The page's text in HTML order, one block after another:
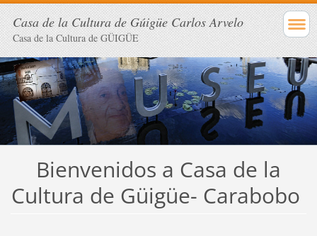
Casa de la Cultura de Gúigüe Carlos Arvelo
Casa de la Cultura de GÜIGÜE
Bienvenidos a Casa de la
Cultura de Güigüe- Carabobo